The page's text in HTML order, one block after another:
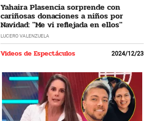
Yahaira Plasencia sorprende con
cariñosas donaciones a niños por
Navidad: "Me vi reflejada en ellos"
LUCERO VALENZUELA
Videos de Espectáculos 2024/12/23